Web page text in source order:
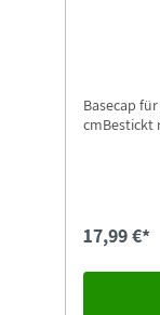
Basecap
cmBestickt
17,99 €*